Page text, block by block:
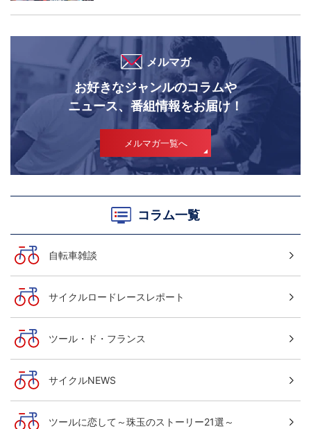
メルマガ
お好きなジャンルのコラムや
ニュース、番組情報をお届け！
メルマガ一覧へ
コラム一覧
自転車雑談
サイクルロードレースレポート
ツール・ド・フランス
サイクルNEWS
ツールに恋して～珠玉のストーリー21選～